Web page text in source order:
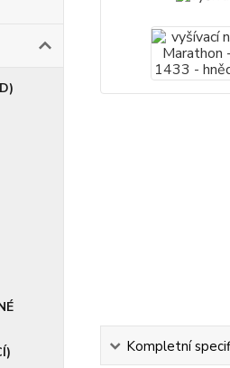
Kompletní